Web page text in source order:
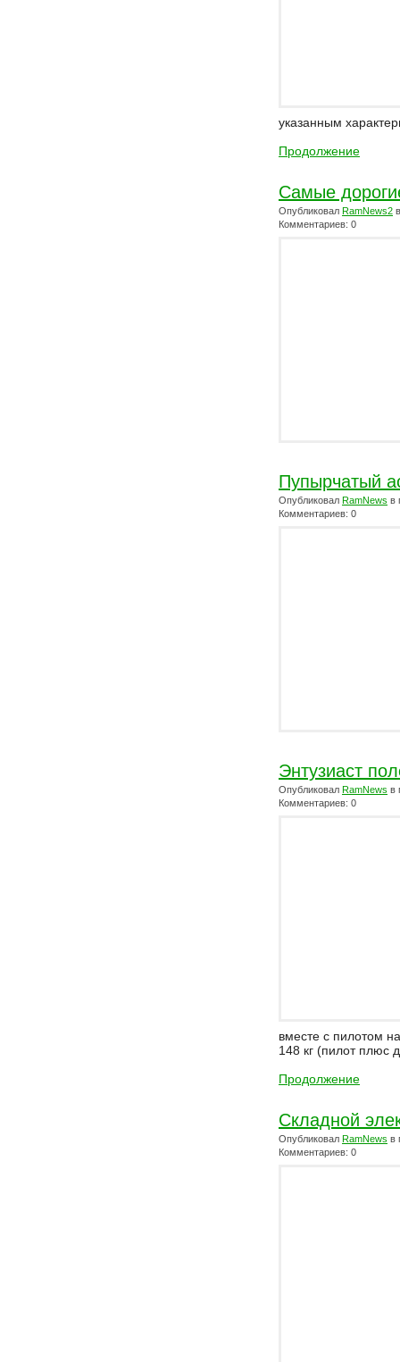
указанным
Продолжение
Самые
Опубликовал RamNews2
Комментариев: 0
Пупырчатый
Опубликовал RamNews в
Комментариев: 0
Энтузиаст
Опубликовал RamNews в
Комментариев: 0
вместе с пилотом
148 кг (пилот плюс
Продолжение
Складной
Опубликовал RamNews в
Комментариев: 0